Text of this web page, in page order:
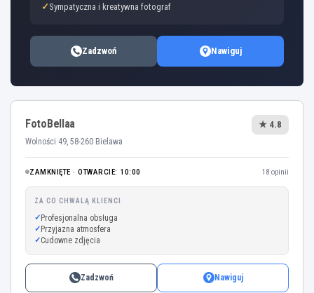
Sympatyczna i kreatywna fotograf
Zadzwoń Nawiguj
FotoBellaa
Wolności 49, 58-260 Bielawa
★ 4.8
ZAMKNIĘTE · OTWARCIE: 10:00 18 opinii
ZA CO CHWALĄ KLIENCI
Profesjonalna obsługa
Przyjazna atmosfera
Cudowne zdjęcia
Zadzwoń Nawiguj